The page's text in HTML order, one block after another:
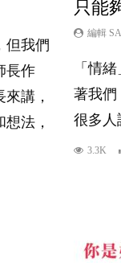
但我們
長作
講，
法，
只能
編輯
「情
著我們
很多人
3.3K